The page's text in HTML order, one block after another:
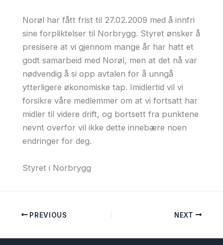
Norøl har fått frist til 27.02.2009 med å innfri
sine forpliktelser til Norbrygg. Styret ønsker å
presisere at vi gjennom mange år har hatt et
godt samarbeid med Norøl, men at det nå var
nødvendig å si opp avtalen for å unngå
ytterligere økonomiske tap. Imidlertid vil vi
forsikre våre medlemmer om at vi fortsatt har
midler til videre drift, og bortsett fra punktene
nevnt overfor vil ikke dette innebære noen
endringer for deg.
Styret i Norbrygg
PREVIOUS NEXT